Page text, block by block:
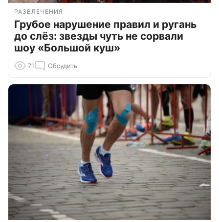
РАЗВЛЕЧЕНИЯ
Грубое нарушение правил и ругань
до слёз: звезды чуть не сорвали
шоу «Большой куш»
71 Обсудить